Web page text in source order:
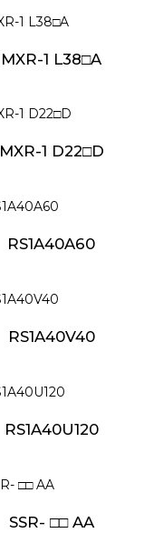
MXR-1 L38□A
MXR-1 D22□D
RS1A40A60
RS1A40V40
RS1A40U120
SSR- □□ AA